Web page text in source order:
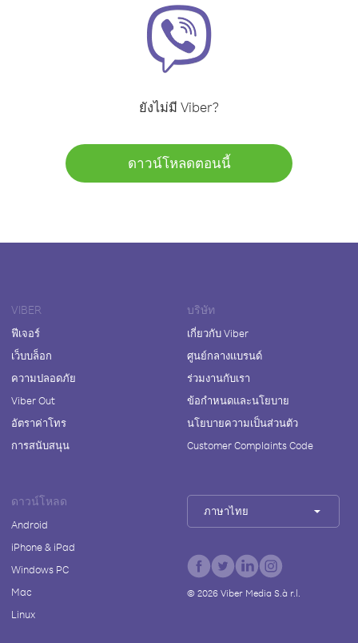
ยังไม่มี Viber?
ดาวน์โหลดตอนนี้
VIBER
ฟีเจอร์
เว็บบล็อก
ความปลอดภัย
Viber Out
อัตราค่าโทร
การสนับสนุน
บริษัท
เกี่ยวกับ Viber
ศูนย์กลางแบรนด์
ร่วมงานกับเรา
ข้อกำหนดและนโยบาย
นโยบายความเป็นส่วนตัว
Customer Complaints Code
ดาวน์โหลด
Android
iPhone & iPad
Windows PC
Mac
Linux
ภาษาไทย
© 2026Viber Media S.à r.l.